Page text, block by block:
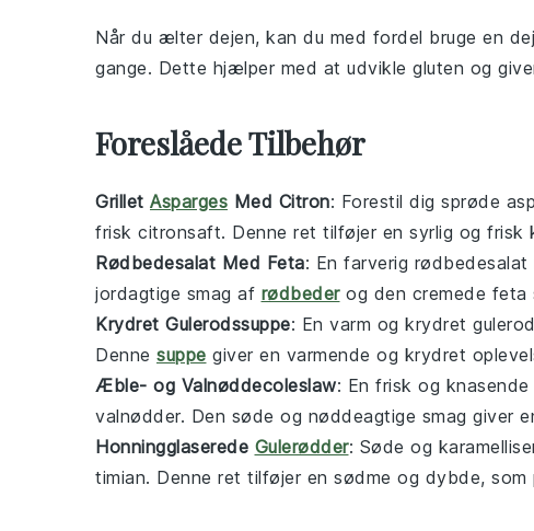
Når du ælter dejen, kan du med fordel bruge en
gange. Dette hjælper med at udvikle gluten og
Foreslåede Tilbehør
Grillet Asparges Med Citron: Forestil dig sprøde
frisk citronsaft. Denne ret tilføjer en syrlig og
Rødbedesalat Med Feta: En farverig rødbedesalat
jordagtige smag af rødbederog den cremede feta
Krydret Gulerodssuppe: En varm og krydret
Denne suppe giver en varmende og krydret
Æble- og Valnøddecoleslaw: En frisk og knasende
valnødder. Den søde og nøddeagtige smag giver
Honningglaserede Gulerødder: Søde og
timian. Denne ret tilføjer en sødme og dybde,